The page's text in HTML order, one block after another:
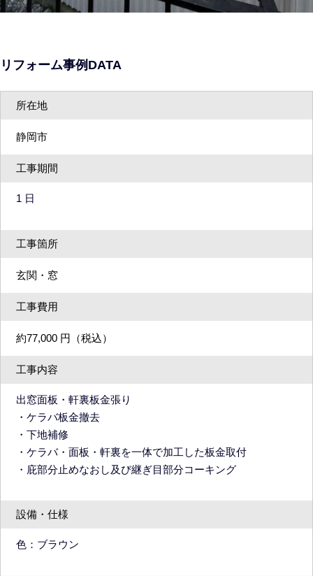
リフォーム事例DATA
所在地
静岡市
工事期間
1 日
工事箇所
玄関・窓
工事費用
約77,000 円（税込）
工事内容
出窓面板・軒裏板金張り
・ケラバ板金撤去
・下地補修
・ケラバ・面板・軒裏を一体で加工した板金取付
・庇部分止めなおし及び継ぎ目部分コーキング
設備・仕様
色：ブラウン